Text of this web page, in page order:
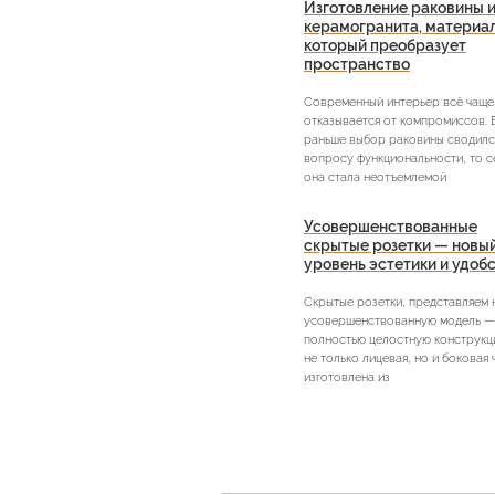
Изготовление раковины
керамогранита,
который преобразует
пространство
Современный интерьер всё чаще
отказывается от компромиссов.
раньше выбор раковины
вопросу функциональности, то
она стала неотъемлемой
Усовершенствованные
скрытые розетки —
уровень эстетики и
Скрытые розетки, представляем
усовершенствованную модель —
полностью целостную
не только лицевая, но и боковая
изготовлена из